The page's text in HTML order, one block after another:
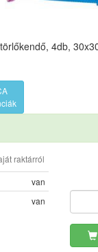
4db,
raktárról
van
van